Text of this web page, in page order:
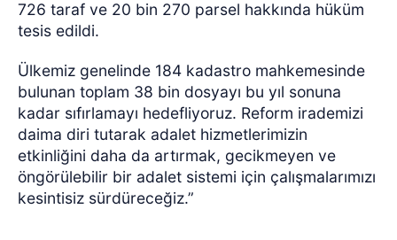
726 taraf ve 20 bin 270 parsel hakkında hüküm
tesis edildi.
Ülkemiz genelinde 184 kadastro mahkemesinde
bulunan toplam 38 bin dosyayı bu yıl sonuna
kadar sıfırlamayı hedefliyoruz. Reform irademizi
daima diri tutarak adalet hizmetlerimizin
etkinliğini daha da artırmak, gecikmeyen ve
öngörülebilir bir adalet sistemi için çalışmalarımızı
kesintisiz sürdüreceğiz.”